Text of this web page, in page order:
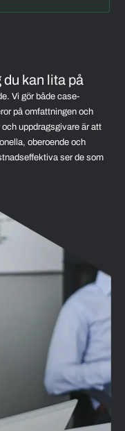
kan lita på
Vi gör både case-
på omfattningen och
uppdragsgivare är att
oberoende och
ser de som